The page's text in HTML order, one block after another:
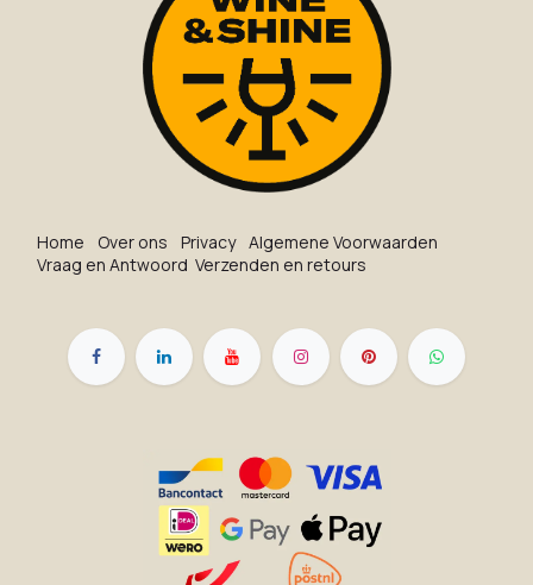
Ho​me O​ve​r on​s Privacy Algemene Voorwaarden
Vraag en Antwoord Verzenden en retours